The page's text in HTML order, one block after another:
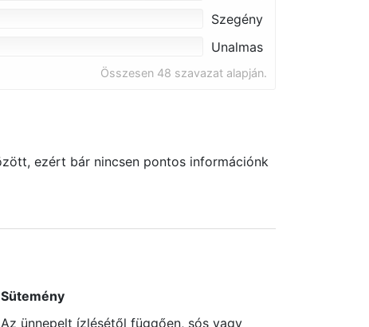
Szegény
Unalmas
Összesen 48 szavazat alapján.
ezért bár nincsen pontos információnk
Sütemény
Az ünnepelt ízlésétől függően, sós vagy